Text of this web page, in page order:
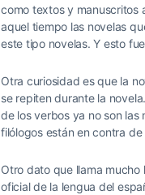
como textos y manuscritos
aquel tiempo las novelas
este tipo novelas. Y esto
Otra curiosidad es que la
se repiten durante la
de los verbos ya no son
filólogos están en contra
Otro dato que llama mucho
oficial de la lengua del